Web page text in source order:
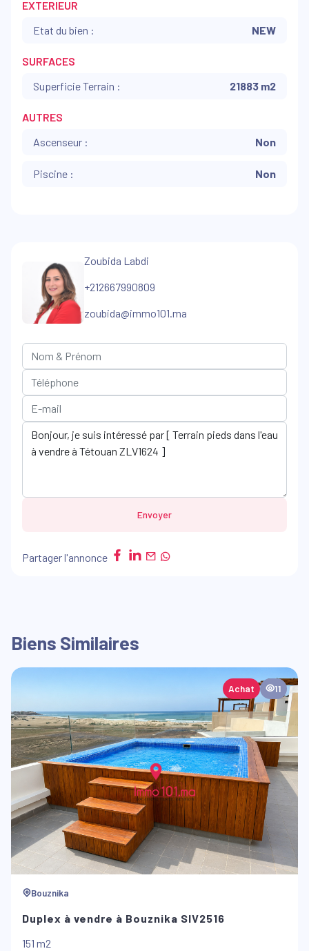
EXTERIEUR
Etat du bien :
NEW
SURFACES
Superficie Terrain :
21883 m2
AUTRES
Ascenseur :
Non
Piscine : Non
Zoubida Labdi
+212667990809
zoubida@immo101.ma
Envoyer
Partager l'annonce
Biens Similaires
Achat 11
Bouznika
Duplex à vendre à Bouznika SIV2516
151 m2